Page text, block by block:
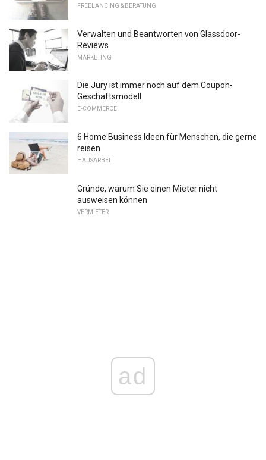
FREELANCING & BERATUNG
Verwalten und Beantworten von Glassdoor-
Reviews
MARKETING
Die Jury ist immer noch auf dem Coupon-
Geschäftsmodell
E-COMMERCE
6 Home Business Ideen für Menschen, die gerne
reisen
HAUSARBEIT
Gründe, warum Sie einen Mieter nicht
ausweisen können
VERMIETER
ad